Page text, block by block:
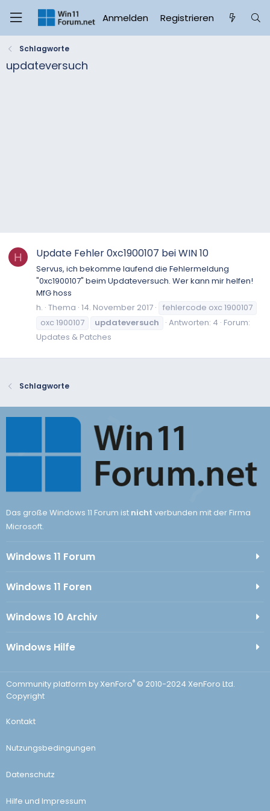
Anmelden Registrieren
Schlagworte
updateversuch
H Update Fehler 0xc1900107 bei WIN 10
Servus, ich bekomme laufend die Fehlermeldung
"0xc1900107" beim Updateversuch. Wer kann mir helfen!
MfG hoss
h. Thema 14. November 2017
fehlercode oxc 1900107
oxc 1900107
updateversuch Antworten: 4 Forum:
Updates & Patches
Schlagworte
Das große Windows 11 Forum ist nicht verbunden mit der Firma
Microsoft.
Windows 11 Forum
Windows 11 Foren
Windows 10 Archiv
Windows Hilfe
Community platform by XenForo® © 2010-2024 XenForo Ltd.
Copyright
Kontakt
Nutzungsbedingungen
Datenschutz
Hilfe und Impressum